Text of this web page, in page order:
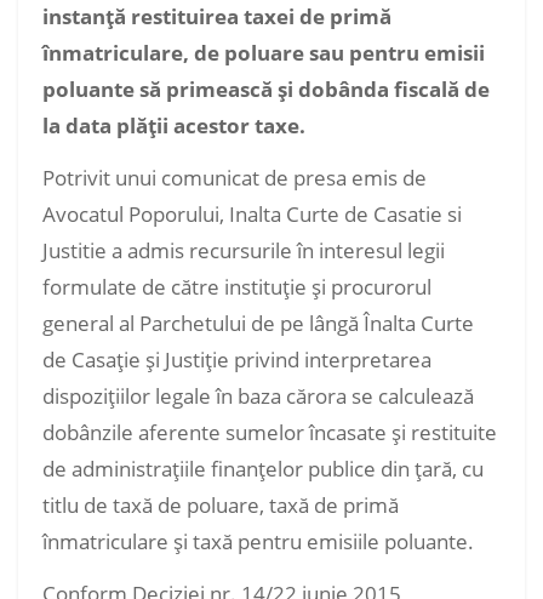
instanţă restituirea taxei de primă
înmatriculare, de poluare sau pentru emisii
poluante să primească şi dobânda fiscală de
la data plăţii acestor taxe.
Potrivit unui comunicat de presa emis de
Avocatul Poporului, Inalta Curte de Casatie si
Justitie a admis recursurile în interesul legii
formulate de către instituţie şi procurorul
general al Parchetului de pe lângă Înalta Curte
de Casaţie şi Justiţie privind interpretarea
dispoziţiilor legale în baza cărora se calculează
dobânzile aferente sumelor încasate şi restituite
de administraţiile finanţelor publice din ţară, cu
titlu de taxă de poluare, taxă de primă
înmatriculare şi taxă pentru emisiile poluante.
Conform Deciziei nr. 14/22 iunie 2015